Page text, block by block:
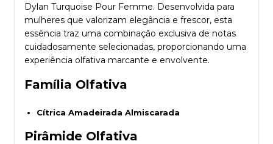
Dylan Turquoise Pour Femme. Desenvolvida para
mulheres que valorizam elegância e frescor, esta
essência traz uma combinação exclusiva de notas
cuidadosamente selecionadas, proporcionando uma
experiência olfativa marcante e envolvente.
Família Olfativa
Cítrica Amadeirada Almiscarada
Pirâmide Olfativa